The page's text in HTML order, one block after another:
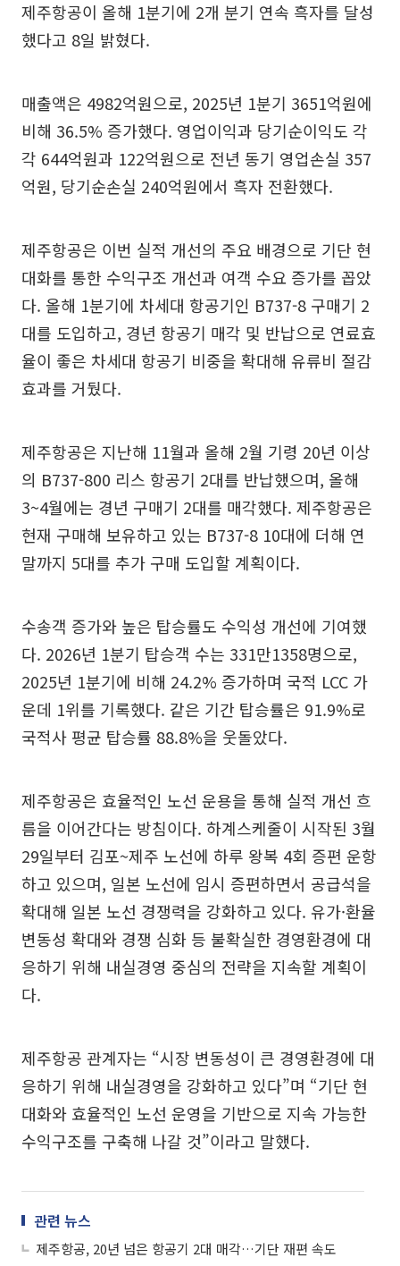
제주항공이 올해 1분기에 2개 분기 연속 흑자를 달성
했다고 8일 밝혔다.
매출액은 4982억원으로, 2025년 1분기 3651억원에
비해 36.5% 증가했다. 영업이익과 당기순이익도 각
각 644억원과 122억원으로 전년 동기 영업손실 357
억원, 당기순손실 240억원에서 흑자 전환했다.
제주항공은 이번 실적 개선의 주요 배경으로 기단 현
대화를 통한 수익구조 개선과 여객 수요 증가를 꼽았
다. 올해 1분기에 차세대 항공기인 B737-8 구매기 2
대를 도입하고, 경년 항공기 매각 및 반납으로 연료효
율이 좋은 차세대 항공기 비중을 확대해 유류비 절감
효과를 거뒀다.
제주항공은 지난해 11월과 올해 2월 기령 20년 이상
의 B737-800 리스 항공기 2대를 반납했으며, 올해
3~4월에는 경년 구매기 2대를 매각했다. 제주항공은
현재 구매해 보유하고 있는 B737-8 10대에 더해 연
말까지 5대를 추가 구매 도입할 계획이다.
수송객 증가와 높은 탑승률도 수익성 개선에 기여했
다. 2026년 1분기 탑승객 수는 331만1358명으로,
2025년 1분기에 비해 24.2% 증가하며 국적 LCC 가
운데 1위를 기록했다. 같은 기간 탑승률은 91.9%로
국적사 평균 탑승률 88.8%을 웃돌았다.
제주항공은 효율적인 노선 운용을 통해 실적 개선 흐
름을 이어간다는 방침이다. 하계스케줄이 시작된 3월
29일부터 김포~제주 노선에 하루 왕복 4회 증편 운항
하고 있으며, 일본 노선에 임시 증편하면서 공급석을
확대해 일본 노선 경쟁력을 강화하고 있다. 유가·환율
변동성 확대와 경쟁 심화 등 불확실한 경영환경에 대
응하기 위해 내실경영 중심의 전략을 지속할 계획이
다.
제주항공 관계자는 “시장 변동성이 큰 경영환경에 대
응하기 위해 내실경영을 강화하고 있다”며 “기단 현
대화와 효율적인 노선 운영을 기반으로 지속 가능한
수익구조를 구축해 나갈 것”이라고 말했다.
관련 뉴스
제주항공, 20년 넘은 항공기 2대 매각…기단 재편 속도